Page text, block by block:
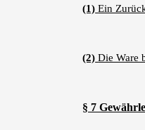
(1) Ein
(2) Die Ware
§ 7